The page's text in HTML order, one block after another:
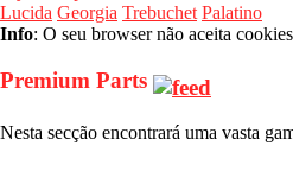
Lucida Georgia Trebuchet Palatino
Info: O seu browser não aceita
Premium Parts
Nesta secção encontrará uma vasta